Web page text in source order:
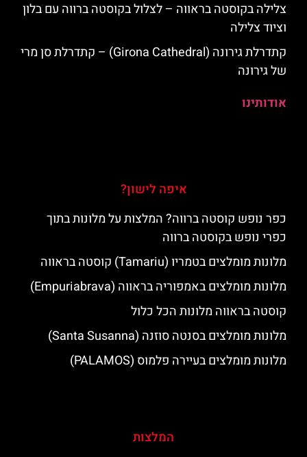
צלילה בקוסטה בראווה – לצלול בקוסטה ברווה עם בלון
וציוד צלילה
קתדרלת גירונה (Girona Cathedral) – קתדרלת סן מרי
של גירונה
אודותינו
איפה לישון?
כפר נופש קוסטה ברווה? המלצות על מלונות בתוך
כפרי נופש בקוסטה ברווה
מלונות מומלצים בטמריו (Tamariu) קוסטה בראווה
מלונות מומלצים באמפוריה בראווה (Empuriabrava)
קוסטה בראווה מלונות הכל כלול
מלונות מומלצים בסנטה סוזנה (Santa Susanna)
מלונות מומלצים בעיירה פלמוס (PALAMOS)
המלצות